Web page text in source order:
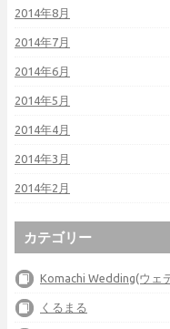
2014年8月
2014年7月
2014年6月
2014年5月
2014年4月
2014年3月
2014年2月
カテゴリー
Komachi Wedding(ウェ
くるまる